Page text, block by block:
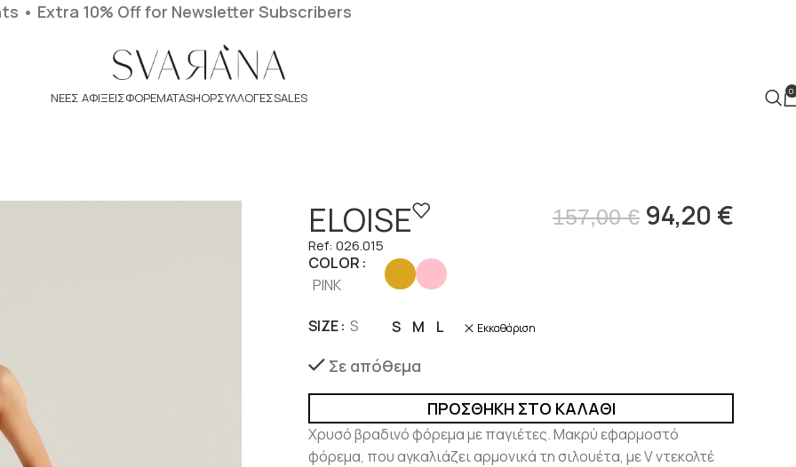
ΝΈΕΣ ΑΦΊΞΕΙΣΦΟΡΈΜΑΤΑSHOPΣΥΛΛΟΓΕΣSALES 0
ELOISE 157,00€ 94,20 €
Ref: 026.015
COLOR
PINK
SIZE S S M L Εκκαθάριση
Σε απόθεμα
ΠΡΟΣΘΉΚΗ ΣΤΟ ΚΑΛΆΘΙ
Χρυσό βραδινό φόρεμα με παγιέτες. Μακρύ εφαρμοστό
φόρεμα, που αγκαλιάζει αρμονικά τη σιλουέτα, με V ντεκολτέ
• Extra 10% Off for Newsletter Subscribers